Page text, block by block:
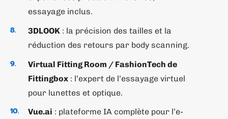
essayage inclus.
3DLOOK : la précision des tailles et la
réduction des retours par body scanning.
Virtual Fitting Room / FashionTech de
Fittingbox : l’expert de l’essayage virtuel
pour lunettes et optique.
Vue.ai : plateforme IA complète pour l’e-